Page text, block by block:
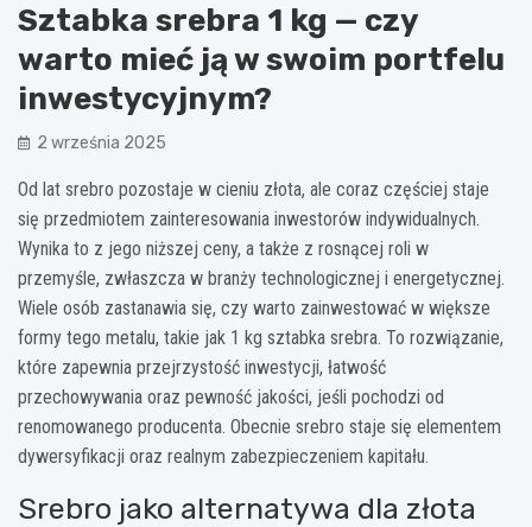
Sztabka srebra 1 kg — czy
warto mieć ją w swoim portfelu
inwestycyjnym?
2 września 2025
Od lat srebro pozostaje w cieniu złota, ale coraz częściej staje
się przedmiotem zainteresowania inwestorów indywidualnych.
Wynika to z jego niższej ceny, a także z rosnącej roli w
przemyśle, zwłaszcza w branży technologicznej i energetycznej.
Wiele osób zastanawia się, czy warto zainwestować w większe
formy tego metalu, takie jak 1 kg sztabka srebra. To rozwiązanie,
które zapewnia przejrzystość inwestycji, łatwość
przechowywania oraz pewność jakości, jeśli pochodzi od
renomowanego producenta. Obecnie srebro staje się elementem
dywersyfikacji oraz realnym zabezpieczeniem kapitału.
Srebro jako alternatywa dla złota